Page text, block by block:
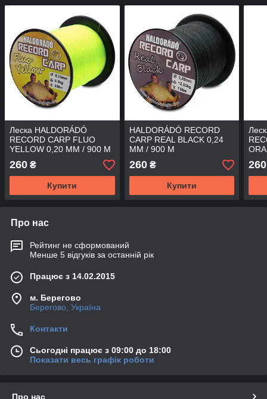
Леска HALDORÁDÓ
RECORD CARP FLUO
YELLOW 0,20 MM / 900 M
260 ₴
Купити
HALDORÁDÓ RECORD
CARP REAL BLACK 0,24
MM / 900 M
260₴
Купити
260
Про нас
Рейтинг не сформований
Менше 5 відгуків за останній рік
Працює з 14.02.2015
м. Берегово
Берегово, Україна
Контакти
Сьогодні працює з 09:00 до 18:00
Показати весь графік роботи
Про нас